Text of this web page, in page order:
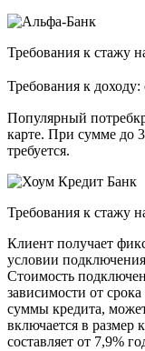
Требования к стажу
Требования к
Популярный
карте. При сумме до
требуется.
Требования к стажу
Клиент получает
условии
Стоимость
зависимости от
суммы кредита,
включается в размер
составляет от 7,9%